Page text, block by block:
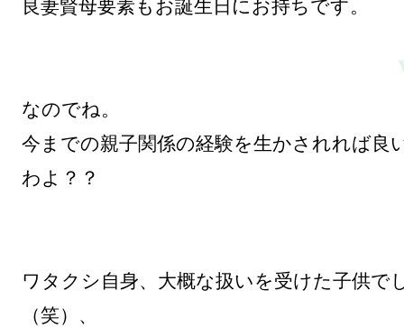
良妻賢母要素もお誕生日にお持ちです。
なのでね。
今までの親子関係の経験を生かされれば良
わよ？？
ワタクシ自身、大概な扱いを受けた子供で
（笑）、